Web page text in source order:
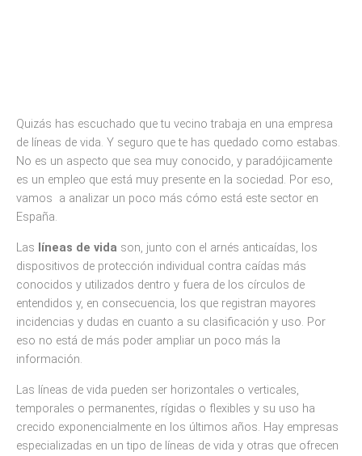
Quizás has escuchado que tu vecino trabaja en una empresa
de líneas de vida. Y seguro que te has quedado como estabas.
No es un aspecto que sea muy conocido, y paradójicamente
es un empleo que está muy presente en la sociedad. Por eso,
vamos a analizar un poco más cómo está este sector en
España.
Las líneas de vida son, junto con el arnés anticaídas, los
dispositivos de protección individual contra caídas más
conocidos y utilizados dentro y fuera de los círculos de
entendidos y, en consecuencia, los que registran mayores
incidencias y dudas en cuanto a su clasificación y uso. Por
eso no está de más poder ampliar un poco más la
información.
Las líneas de vida pueden ser horizontales o verticales,
temporales o permanentes, rígidas o flexibles y su uso ha
crecido exponencialmente en los últimos años. Hay empresas
especializadas en un tipo de líneas de vida y otras que ofrecen